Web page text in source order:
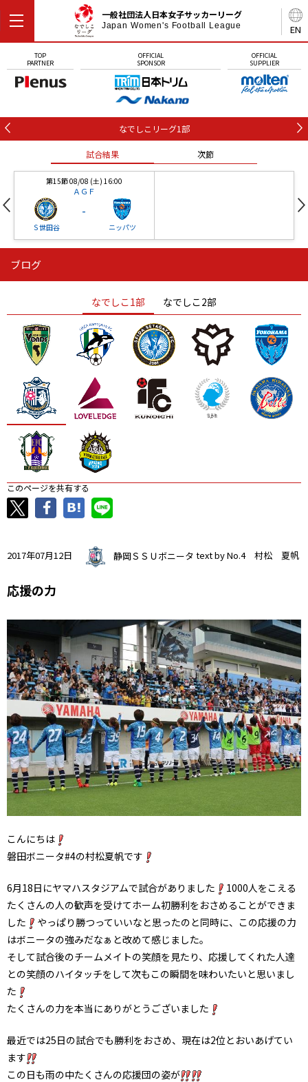
EN
一般社団法人日本女子サッカーリーグ
Japan Women's Football League
TOP
PARTNER
OFFICIAL
SPONSOR
OFFICIAL
SUPPLIER
なでしこリーグ1部
試合結果 次節
第15節 08/08 (土) 16:00
ＡＧＦ
Ｓ世田谷
-
ニッパツ
ニッパツ
ニッパツ 名古屋
石人の星
静岡 愛媛Ｌ
ブログ
なでしこ1部 なでしこ2部
このページを共有する
2017年07月12日 静岡ＳＳＵボニータ text by No.4 村松 夏帆
応援の力
こんにちは
磐田ボニータ#4の村松夏帆です
6月18日にヤマハスタジアムで試合がありました
1000人をこえる
たくさんの人の歓声を受けてホーム初勝利をおさめることができま
した
やっぱり勝つっていいなと思ったのと同時に、この応援の力
はボニータの強みだなぁと改めて感じました。
そして試合後のチームメイトの笑顔を見たり、応援してくれた人達
との笑顔のハイタッチをして次もこの瞬間を味わいたいと思いまし
た
たくさんの力を本当にありがとうございました
最近では25日の試合でも勝利をおさめ、現在は2位とおいあげてい
ます
この日も雨の中たくさんの応援団の姿が